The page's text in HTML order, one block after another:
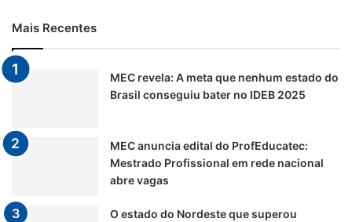
Mais Recentes
MEC revela: A meta que nenhum estado do
Brasil conseguiu bater no IDEB 2025
MEC anuncia edital do ProfEducatec:
Mestrado Profissional em rede nacional
abre vagas
O estado do Nordeste que superou